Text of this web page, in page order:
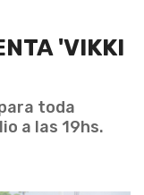
'VIKKI
toda
a las 19hs.